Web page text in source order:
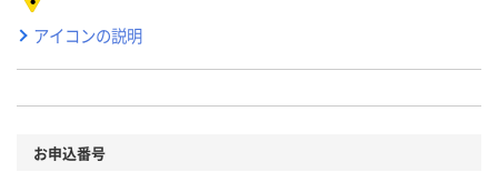
アイコンの説明
お申込番号